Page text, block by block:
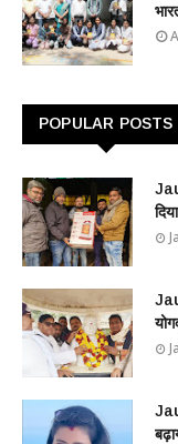
POPULAR POSTS